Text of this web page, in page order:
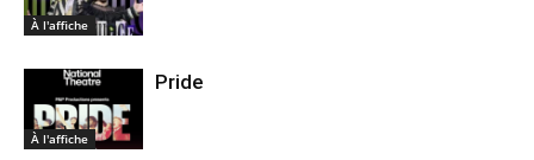
À l'affiche
À l'affiche
Pride